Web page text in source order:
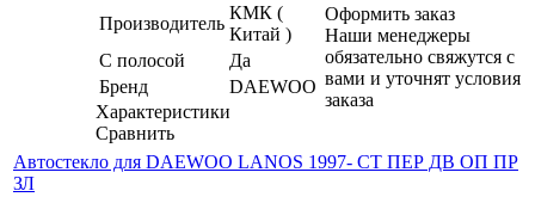
Производитель
КМК (
Китай )
С полосой
Да
Бренд
DAEWOO
Характеристики
Сравнить
Оформить заказ
Наши менеджеры
обязательно свяжутся с
вами и уточнят условия
заказа
Автостекло для DAEWOO LANOS 1997- СТ ПЕР ДВ ОП ПР
ЗЛ